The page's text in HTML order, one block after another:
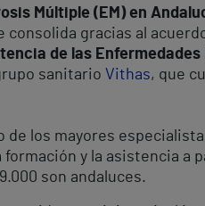
Múltiple (EM) en
consolida gracias al
de las
sanitario Vithas, que
de los mayores
y la asistencia a
son andaluces.